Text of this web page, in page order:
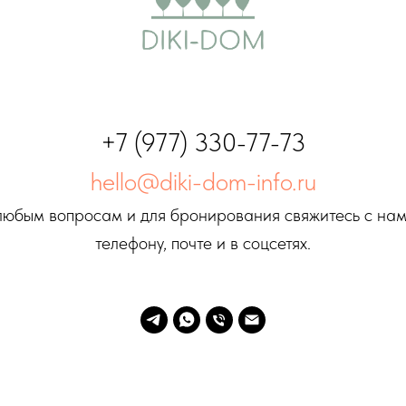
+7 (977) 330-77-73
hello@diki-dom-info.ru
вопросам и для бронирования свяжитесь с
телефону, почте и в соцсетях.